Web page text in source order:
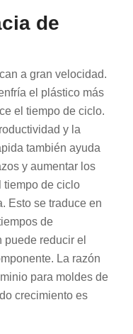
de
a gran velocidad.
el plástico más
el tiempo de ciclo.
y la
también ayuda
y aumentar los
tiempo de ciclo
Esto se traduce en
de
puede reducir el
La razón
para moldes de
crecimiento es